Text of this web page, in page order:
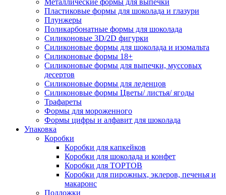
Металлические формы для выпечки
Пластиковые формы для шоколада и глазури
Плунжеры
Поликарбонатные формы для шоколада
Силиконовые 3D/2D фигурки
Силиконовые формы для шоколада и изомальта
Силиконовые формы 18+
Силиконовые формы для выпечки, муссовых
десертов
Силиконовые формы для леденцов
Силиконовые формы Цветы/ листья/ ягоды
Трафареты
Формы для мороженного
Формы цифры и алфавит для шоколада
Упаковка
Коробки
Коробки для капкейков
Коробки для шоколада и конфет
Коробки для ТОРТОВ
Коробки для пирожных, эклеров, печенья и
макаронс
Подложки